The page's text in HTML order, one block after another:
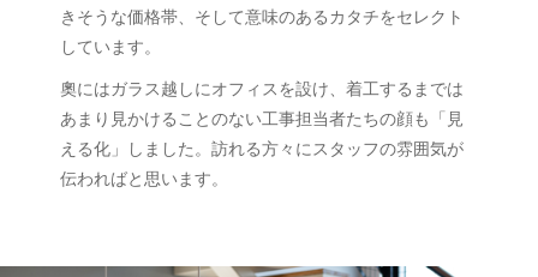
きそうな価格帯、そして意味のあるカタチをセレクト
しています。
奧にはガラス越しにオフィスを設け、着工するまでは
あまり見かけることのない工事担当者たちの顔も「見
える化」しました。訪れる方々にスタッフの雰囲気が
伝わればと思います。